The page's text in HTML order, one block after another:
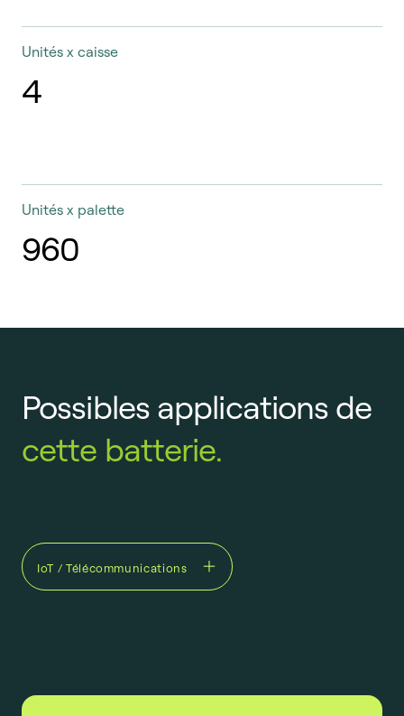
Unités x caisse
4
Unités x palette
960
Possibles applications de
cette batterie.
IoT / Télécommunications